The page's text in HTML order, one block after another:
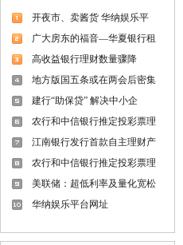
市场研究
理财团队
开夜市、卖酱货 华纳娱乐平
广大房东的福音—华夏银行租
高收益银行理财数量骤降
地方版国五条或在两会后密集
建行“助保贷” 解决中小企
农行和中信银行推定投彩票理
江南银行发行首款自主理财产
农行和中信银行推定投彩票理
美联储：超低利率及量化宽松
华纳娱乐平台网址